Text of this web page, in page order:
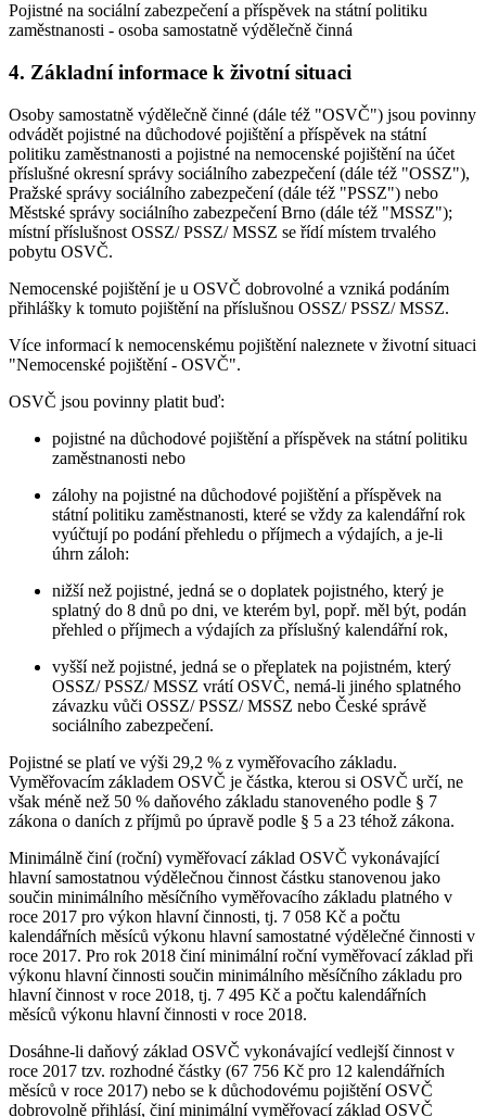
Pojistné na sociální zabezpečení a příspěvek na státní politiku
zaměstnanosti - osoba samostatně výdělečně činná
4. Základní informace k životní situaci
Osoby samostatně výdělečně činné (dále též "OSVČ") jsou povinny
odvádět pojistné na důchodové pojištění a příspěvek na státní
politiku zaměstnanosti a pojistné na nemocenské pojištění na účet
příslušné okresní správy sociálního zabezpečení (dále též "OSSZ"),
Pražské správy sociálního zabezpečení (dále též "PSSZ") nebo
Městské správy sociálního zabezpečení Brno (dále též "MSSZ");
místní příslušnost OSSZ/ PSSZ/ MSSZ se řídí místem trvalého
pobytu OSVČ.
Nemocenské pojištění je u OSVČ dobrovolné a vzniká podáním
přihlášky k tomuto pojištění na příslušnou OSSZ/ PSSZ/ MSSZ.
Více informací k nemocenskému pojištění naleznete v životní situaci
"Nemocenské pojištění - OSVČ".
OSVČ jsou povinny platit buď:
pojistné na důchodové pojištění a příspěvek na státní politiku
zaměstnanosti nebo
zálohy na pojistné na důchodové pojištění a příspěvek na
státní politiku zaměstnanosti, které se vždy za kalendářní rok
vyúčtují po podání přehledu o příjmech a výdajích, a je-li
úhrn záloh:
nižší než pojistné, jedná se o doplatek pojistného, který je
splatný do 8 dnů po dni, ve kterém byl, popř. měl být, podán
přehled o příjmech a výdajích za příslušný kalendářní rok,
vyšší než pojistné, jedná se o přeplatek na pojistném, který
OSSZ/ PSSZ/ MSSZ vrátí OSVČ, nemá-li jiného splatného
závazku vůči OSSZ/ PSSZ/ MSSZ nebo České správě
sociálního zabezpečení.
Pojistné se platí ve výši 29,2 % z vyměřovacího základu.
Vyměřovacím základem OSVČ je částka, kterou si OSVČ určí, ne
však méně než 50 % daňového základu stanoveného podle § 7
zákona o daních z příjmů po úpravě podle § 5 a 23 téhož zákona.
Minimálně činí (roční) vyměřovací základ OSVČ vykonávající
hlavní samostatnou výdělečnou činnost částku stanovenou jako
součin minimálního měsíčního vyměřovacího základu platného v
roce 2017 pro výkon hlavní činnosti, tj. 7 058 Kč a počtu
kalendářních měsíců výkonu hlavní samostatné výdělečné činnosti v
roce 2017. Pro rok 2018 činí minimální roční vyměřovací základ při
výkonu hlavní činnosti součin minimálního měsíčního základu pro
hlavní činnost v roce 2018, tj. 7 495 Kč a počtu kalendářních
měsíců výkonu hlavní činnosti v roce 2018.
Dosáhne-li daňový základ OSVČ vykonávající vedlejší činnost v
roce 2017 tzv. rozhodné částky (67 756 Kč pro 12 kalendářních
měsíců v roce 2017) nebo se k důchodovému pojištění OSVČ
dobrovolně přihlásí, činí minimální vyměřovací základ OSVČ